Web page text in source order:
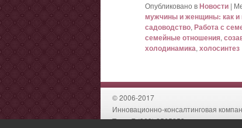
Опубликовано вНовости |
мужчины и женщины: как
садоводство,Работа с
семейные отношения,
холодинамика,холосинтез
© 2006-2017
Инновационно-консалтинговая
Тел: +7 (863) 2565253